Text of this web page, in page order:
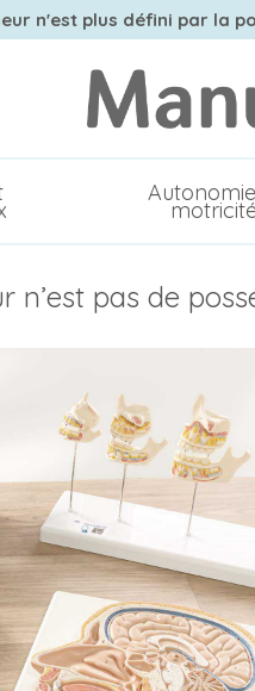
n'est plus défini par la
n’est pas de